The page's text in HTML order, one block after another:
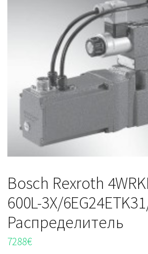
Bosch Rexroth
600L-3X/
Распределитель
7288€